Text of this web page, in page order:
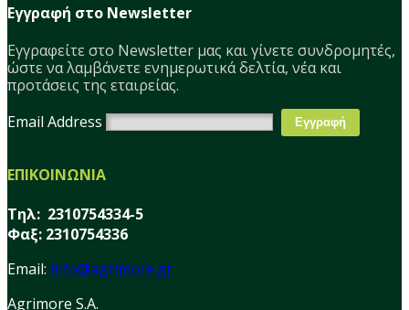
Εγγραφή στο Newsletter
Εγγραφείτε στο Νewsletter μας και γίνετε συνδρομητές,
ώστε να λαμβάνετε ενημερωτικά δελτία, νέα και
προτάσεις της εταιρείας.
Email Address
ΕΠΙΚΟΙΝΩΝΙΑ
Τηλ: 2310754334-5
Φαξ: 2310754336
Email: info@agrimore.gr
Agrimore S.A.